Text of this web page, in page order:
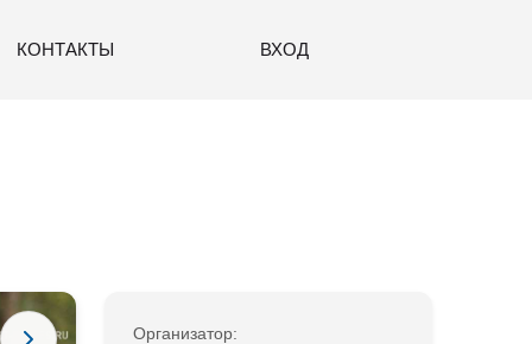
КОНТАКТЫ ВХОД
Организатор: